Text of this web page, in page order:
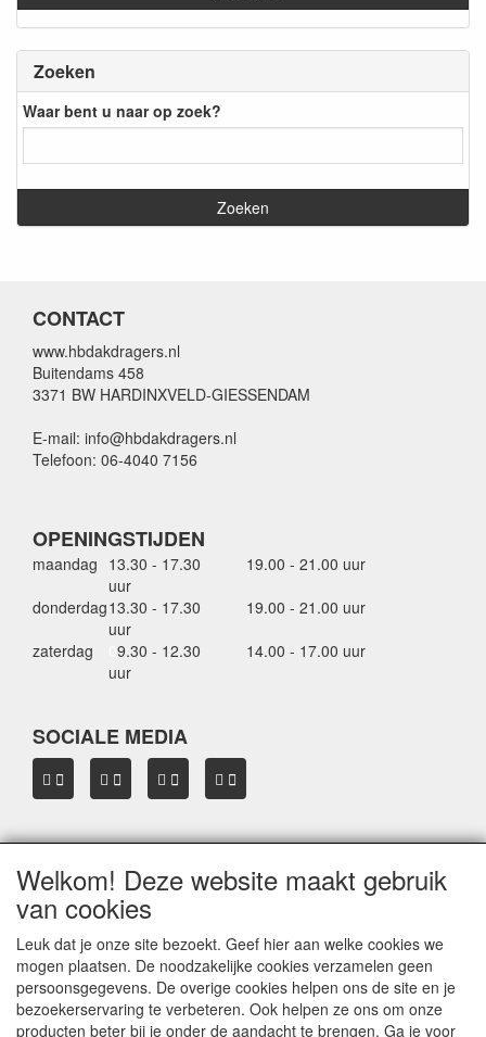
Zoeken
Waar bent u naar op zoek?
CONTACT
www.hbdakdragers.nl
Buitendams 458
3371 BW HARDINXVELD-GIESSENDAM
E-mail: info@hbdakdragers.nl
Telefoon: 06-4040 7156
OPENINGSTIJDEN
maandag 13.30 - 17.30
uur
19.00 - 21.00 uur
donderdag13.30 - 17.30
uur
19.00 - 21.00 uur
zaterdag
9.30 - 12.30
uur
14.00 - 17.00 uur
SOCIALE MEDIA
OVER HBDAKDRAGERS.NL
Dakkoffer verhuur Hardinxveld-Giessendam
Verkoop dakkoffers en skiboxen
Onze merken
Herroepingslink aanvragen
Welkom! Deze website maakt gebruik
van cookies
Leuk dat je onze site bezoekt. Geef hier aan welke cookies we
mogen plaatsen. De noodzakelijke cookies verzamelen geen
persoonsgegevens. De overige cookies helpen ons de site en je
bezoekerservaring te verbeteren. Ook helpen ze ons om onze
producten beter bij je onder de aandacht te brengen. Ga je voor